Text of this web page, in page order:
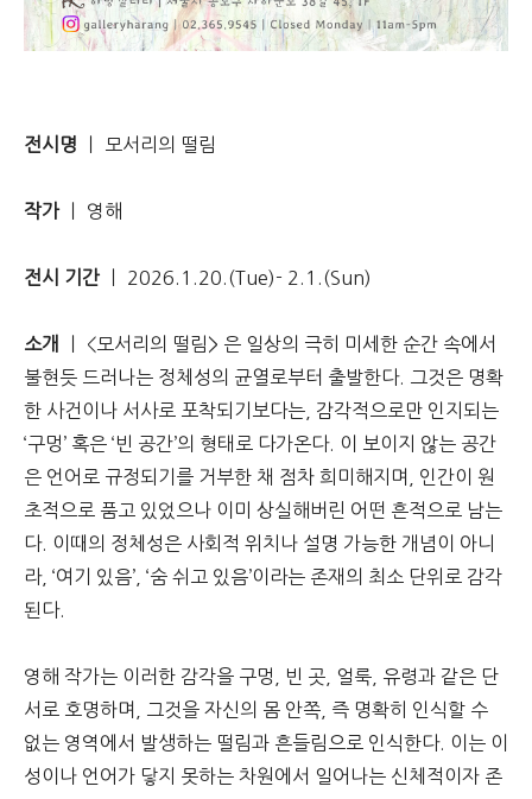
전시명 ㅣ 모서리의 떨림
작가ㅣ 영해
전시 기간 ㅣ 2026.1.20.(Tue)- 2.1.(Sun)
소개
ㅣ <모서리의 떨림> 은 일상의 극히 미세한 순간 속에서
불현듯 드러나는 정체성의 균열로부터 출발한다. 그것은 명확
한 사건이나 서사로 포착되기보다는, 감각적으로만 인지되는
‘구멍’ 혹은 ‘빈 공간’의 형태로 다가온다. 이 보이지 않는 공간
은 언어로 규정되기를 거부한 채 점차 희미해지며, 인간이 원
초적으로 품고 있었으나 이미 상실해버린 어떤 흔적으로 남는
다. 이때의 정체성은 사회적 위치나 설명 가능한 개념이 아니
라, ‘여기 있음’, ‘숨 쉬고 있음’이라는 존재의 최소 단위로 감각
된다.
영해 작가는 이러한 감각을 구멍, 빈 곳, 얼룩, 유령과 같은 단
서로 호명하며, 그것을 자신의 몸 안쪽, 즉 명확히 인식할 수
없는 영역에서 발생하는 떨림과 흔들림으로 인식한다. 이는 이
성이나 언어가 닿지 못하는 차원에서 일어나는 신체적이자 존